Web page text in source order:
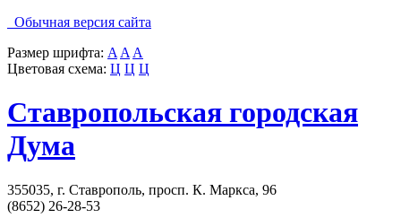
Обычная версия сайта
Размер шрифта: A A A
Цветовая схема: Ц Ц Ц
Ставропольская городская
Дума
355035, г. Ставрополь, просп. К. Маркса, 96
(8652) 26-28-53